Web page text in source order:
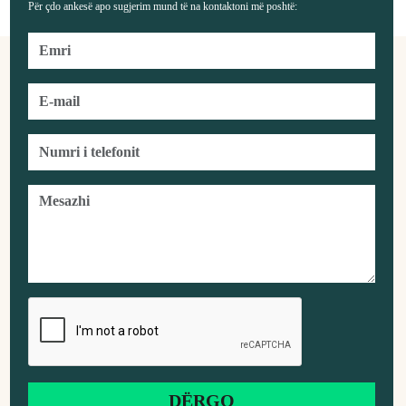
Për çdo ankesë apo sugjerim mund të na kontaktoni më poshtë: